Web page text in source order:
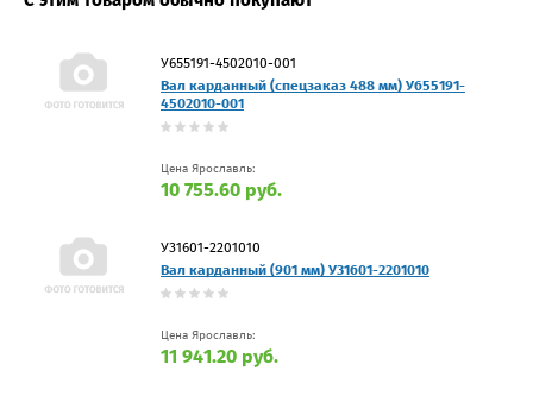
У655191-4502010-001
Вал карданный (спецзаказ 488 мм) У655191-
4502010-001
Цена Ярославль:
10 755.60 руб.
У31601-2201010
Вал карданный (901 мм) У31601-2201010
Цена Ярославль:
11 941.20 руб.